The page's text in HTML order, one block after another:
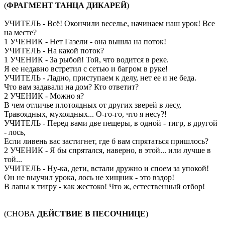
(ФРАГМЕНТ ТАНЦА ДИКАРЕЙ)
УЧИТЕЛЬ - Всё! Окончили веселье, начинаем наш урок! Все
на месте?
1 УЧЕНИК - Нет Газели - она вышла на поток!
УЧИТЕЛЬ - На какой поток?
1 УЧЕНИК - За рыбой! Той, что водится в реке.
Я ее недавно встретил с сетью и багром в руке!
УЧИТЕЛЬ - Ладно, приступаем к делу, нет ее и не беда.
Что вам задавали на дом? Кто ответит?
2 УЧЕНИК - Можно я?
В чем отличье плотоядных от других зверей в лесу,
Травоядных, мухоядных... О-го-го, что я несу?!
УЧИТЕЛЬ - Перед вами две пещеры, в одной - тигр, в другой
- лось,
Если ливень вас застигнет, где б вам спрятаться пришлось?
2 УЧЕНИК - Я бы спрятался, наверно, в этой... или лучше в
той...
УЧИТЕЛЬ - Ну-ка, дети, встали дружно и споем за упокой!
Он не выучил урока, лось не хищник - это вздор!
В лапы к тигру - как жестоко! Что ж, естественный отбор!
(СНОВА ДЕЙСТВИЕ В ПЕСОЧНИЦЕ)